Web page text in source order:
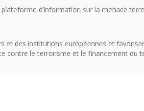
plateforme d’information sur la menace
et des institutions européennes et
contre le terrorisme et le financement du